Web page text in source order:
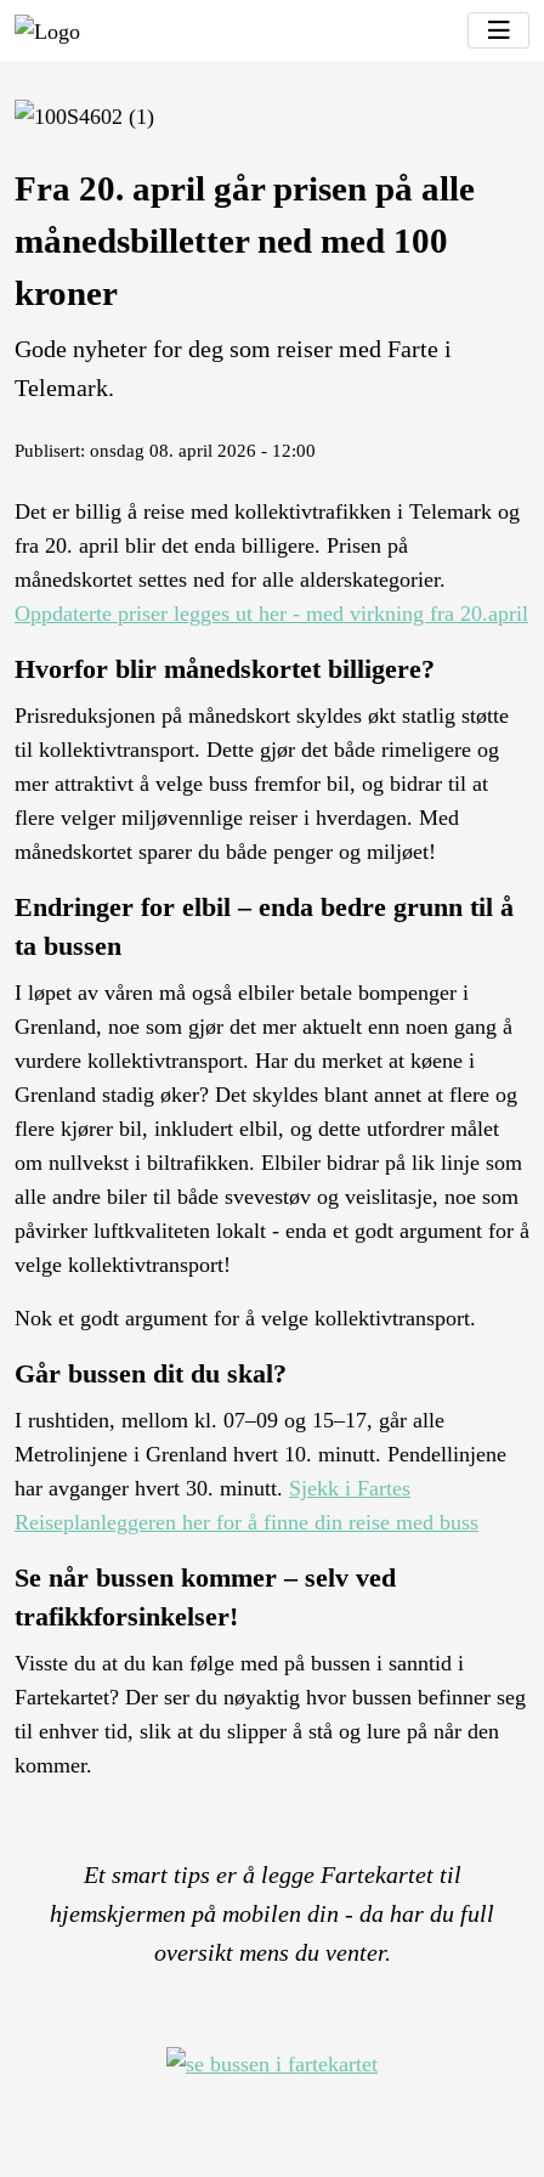
Fra 20. april går prisen på alle
månedsbilletter ned med 100
kroner
Gode nyheter for deg som reiser med Farte i
Telemark.
Publisert: onsdag 08. april 2026 - 12:00
Det er billig å reise med kollektivtrafikken i Telemark og
fra 20. april blir det enda billigere. Prisen på
månedskortet settes ned for alle alderskategorier.
Oppdaterte priser legges ut her - med virkning fra 20.april
Hvorfor blir månedskortet billigere?
Prisreduksjonen på månedskort skyldes økt statlig støtte
til kollektivtransport. Dette gjør det både rimeligere og
mer attraktivt å velge buss fremfor bil, og bidrar til at
flere velger miljøvennlige reiser i hverdagen. Med
månedskortet sparer du både penger og miljøet!
Endringer for elbil – enda bedre grunn til å
ta bussen
I løpet av våren må også elbiler betale bompenger i
Grenland, noe som gjør det mer aktuelt enn noen gang å
vurdere kollektivtransport. Har du merket at køene i
Grenland stadig øker? Det skyldes blant annet at flere og
flere kjører bil, inkludert elbil, og dette utfordrer målet
om nullvekst i biltrafikken. Elbiler bidrar på lik linje som
alle andre biler til både svevestøv og veislitasje, noe som
påvirker luftkvaliteten lokalt - enda et godt argument for å
velge kollektivtransport!
Nok et godt argument for å velge kollektivtransport.
Går bussen dit du skal?
I rushtiden, mellom kl. 07–09 og 15–17, går alle
Metrolinjene i Grenland hvert 10. minutt. Pendellinjene
har avganger hvert 30. minutt. Sjekk i Fartes
Reiseplanleggeren her for å finne din reise med buss
Se når bussen kommer – selv ved
trafikkforsinkelser!
Visste du at du kan følge med på bussen i sanntid i
Fartekartet? Der ser du nøyaktig hvor bussen befinner seg
til enhver tid, slik at du slipper å stå og lure på når den
kommer.
Et smart tips er å legge Fartekartet til
hjemskjermen på mobilen din - da har du full
oversikt mens du venter.